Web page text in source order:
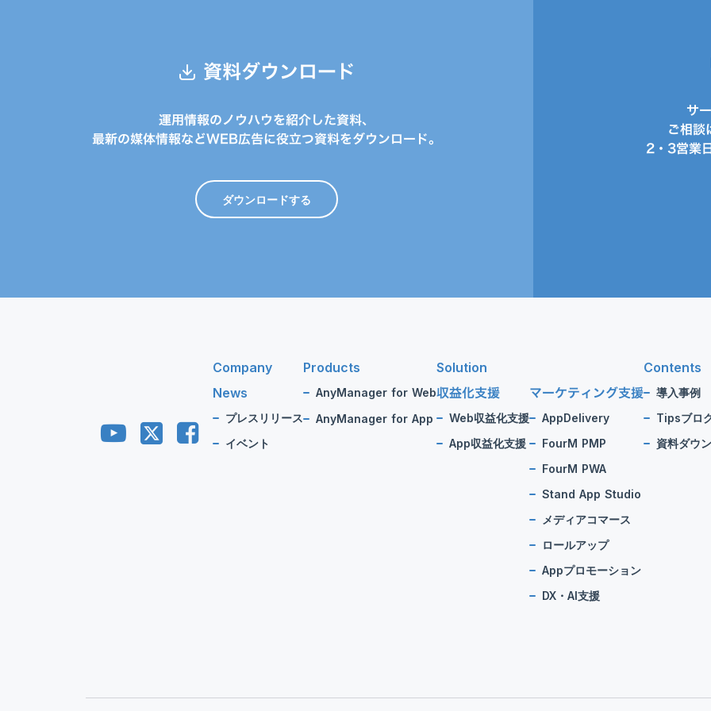
資料ダウンロード
運用情報のノウハウを紹介した資料、
最新の媒体情報などWEB広告に役立つ資料をダウンロード。
ダウンロードする
サ
ご相談
2・3営業
Company
News
プレスリリース
イベント
Products
AnyManager for Web
AnyManager for App
Solution
収益化支援
Web収益化支援
App収益化支援
マーケティング支援
AppDelivery
FourM PMP
FourM PWA
Stand App Studio
メディアコマース
ロールアップ
Appプロモーション
DX・AI支援
Contents
導入事例
Tipsブロ
資料ダウ